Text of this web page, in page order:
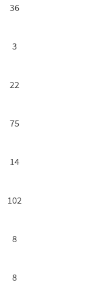
36
3
22
75
14
102
8
8